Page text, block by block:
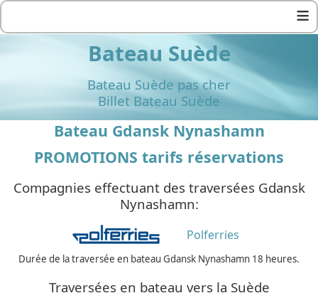
≡
Bateau Suède
Bateau Suède pas cher
Billet Bateau Suède
Bateau Gdansk Nynashamn
PROMOTIONS tarifs réservations
Compagnies effectuant des traversées Gdansk
Nynashamn:
Polferries
Durée de la traversée en bateau Gdansk Nynashamn 18 heures.
Traversées en bateau vers la Suède